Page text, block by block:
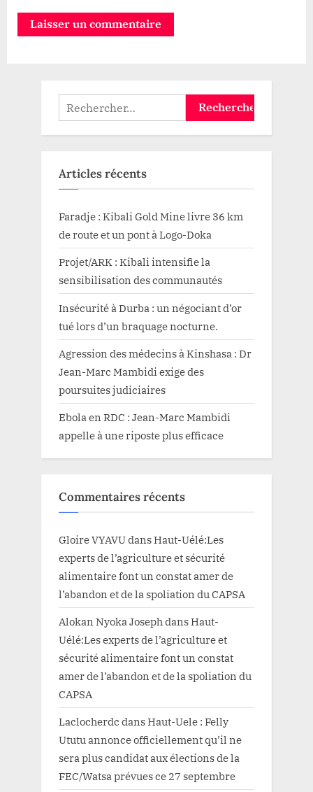
Rechercher :
Articles récents
Faradje : Kibali Gold Mine livre 36 km
de route et un pont à Logo-Doka
Projet/ARK : Kibali intensifie la
sensibilisation des communautés
Insécurité à Durba : un négociant d’or
tué lors d’un braquage nocturne.
Agression des médecins à Kinshasa : Dr
Jean-Marc Mambidi exige des
poursuites judiciaires
Ebola en RDC : Jean-Marc Mambidi
appelle à une riposte plus efficace
Commentaires récents
Gloire VYAVUdansHaut-Uélé:Les
experts de l’agriculture et sécurité
alimentaire font un constat amer de
l’abandon et de la spoliation du CAPSA
Alokan Nyoka JosephdansHaut-
Uélé:Les experts de l’agriculture et
sécurité alimentaire font un constat
amer de l’abandon et de la spoliation du
CAPSA
Laclocherdc dansHaut-Uele : Felly
Ututu annonce officiellement qu’il ne
sera plus candidat aux élections de la
FEC/Watsa prévues ce 27 septembre